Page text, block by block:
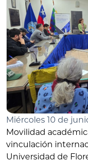
Miércoles 10 de
Movilidad
vinculación
Universidad de